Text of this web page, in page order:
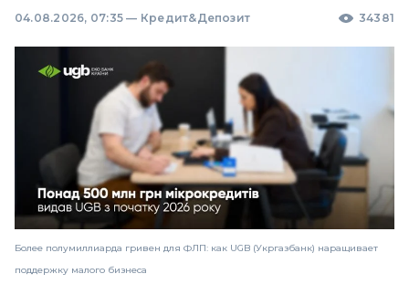
04.08.2026, 07:35 — Кредит&Депозит 34381
Более полумиллиарда гривен для ФЛП: как UGB (Укргазбанк) наращивает
поддержку малого бизнеса